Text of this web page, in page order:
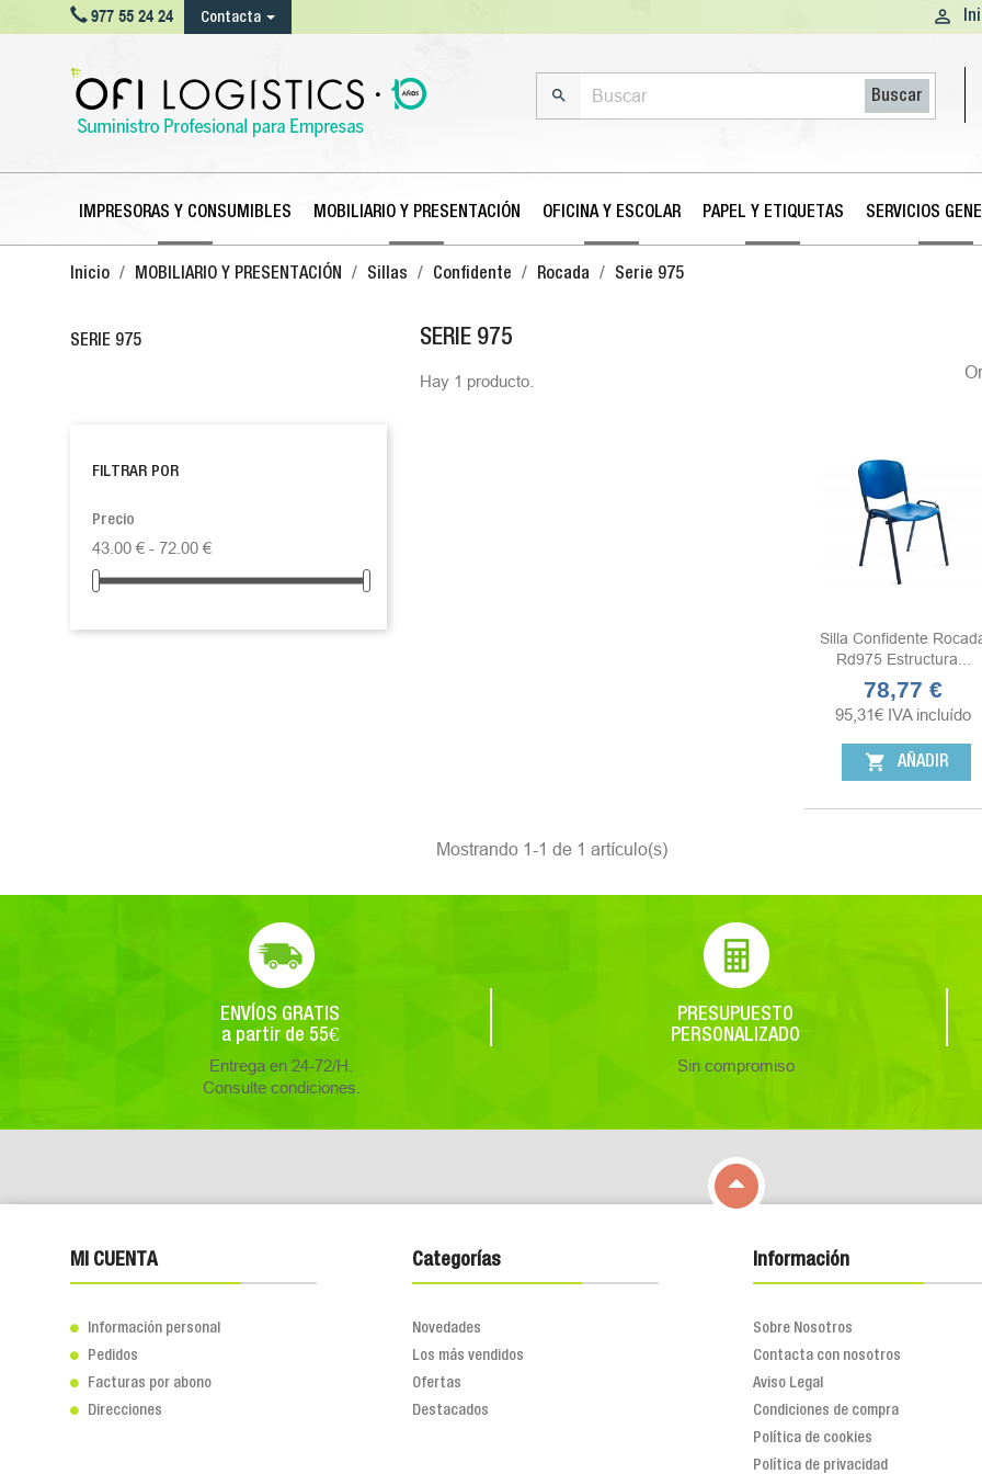
977 55 24 24 Contacta 
 Buscar
IMPRESORAS Y CONSUMIBLES MOBILIARIO Y PRESENTACIÓN OFICINA Y ESCOLAR PAPEL Y ETIQUETAS SERVICIOS
Inicio MOBILIARIO Y PRESENTACIÓN Sillas Confidente Rocada Serie 975
SERIE 975
FILTRAR POR
Precio
43.00 € - 72.00 €
SERIE 975
Hay 1 producto.
Silla Confidente
Rd975 Estructura...
Precio
78,77 €
95,31€ IVA incluído
shopping_cart AÑADIR
Mostrando 1-1 de 1 artículo(s)
ENVÍOS GRATIS
a partir de 55€
Entrega en 24-72/H.
Consulte condiciones.
PRESUPUESTO
PERSONALIZADO
Sin compromiso

MI CUENTA
 Información personal
 Pedidos
 Facturas por abono
 Direcciones
Categorías
Novedades
Los más vendidos
Ofertas
Destacados
Información
Sobre Nosotros
Contacta con nosotros
Aviso Legal
Condiciones de compra
Política de cookies
Política de privacidad